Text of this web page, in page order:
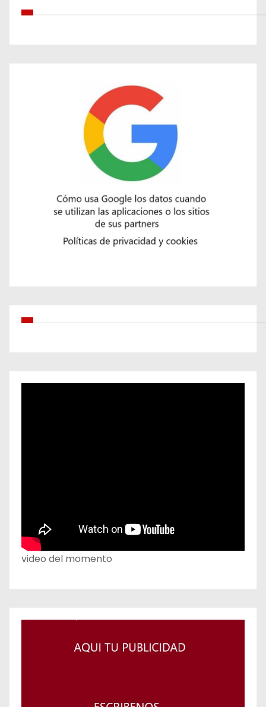
video del momento